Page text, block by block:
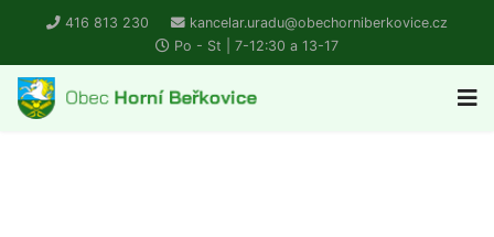
416 813 230
kancelar.uradu@obechorniberkovice.cz
Po - St | 7-12:30 a 13-17